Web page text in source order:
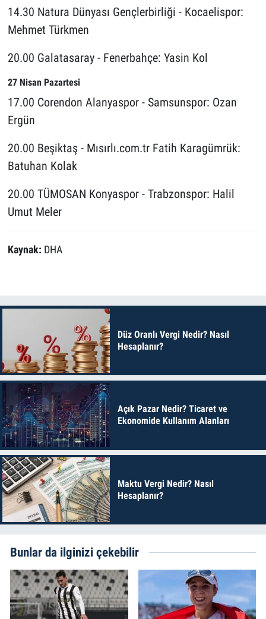
14.30 Natura Dünyası Gençlerbirliği - Kocaelispor:
Mehmet Türkmen
20.00 Galatasaray - Fenerbahçe: Yasin Kol
27 Nisan Pazartesi
17.00 Corendon Alanyaspor - Samsunspor: Ozan
Ergün
20.00 Beşiktaş - Mısırlı.com.tr Fatih Karagümrük:
Batuhan Kolak
20.00 TÜMOSAN Konyaspor - Trabzonspor: Halil
Umut Meler
Kaynak: DHA
Düz Oranlı Vergi Nedir? Nasıl
Hesaplanır?
Açık Pazar Nedir? Ticaret ve
Ekonomide Kullanım Alanları
Maktu Vergi Nedir? Nasıl
Hesaplanır?
Bunlar da ilginizi çekebilir